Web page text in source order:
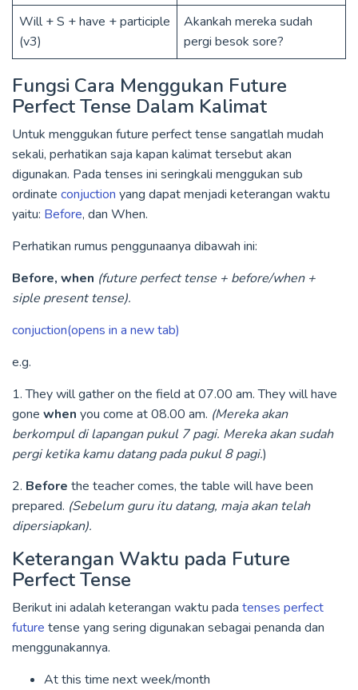
Will + S + have + participle
(v3)
Akankah mereka sudah
pergi besok sore?
Fungsi Cara Menggukan Future
Perfect Tense Dalam Kalimat
Untuk menggukan future perfect tense sangatlah mudah
sekali, perhatikan saja kapan kalimat tersebut akan
digunakan. Pada tenses ini seringkali menggukan sub
ordinate conjuction yang dapat menjadi keterangan waktu
yaitu: Before, dan When.
Perhatikan rumus penggunaanya dibawah ini:
Before, when (future perfect tense + before/when +
siple present tense).
conjuction(opens in a new tab)
e.g.
1. They will gather on the field at 07.00 am. They will have
gone when you come at 08.00 am. (Mereka akan
berkompul di lapangan pukul 7 pagi. Mereka akan sudah
pergi ketika kamu datang pada pukul 8 pagi.)
2. Before the teacher comes, the table will have been
prepared. (Sebelum guru itu datang, maja akan telah
dipersiapkan).
Keterangan Waktu pada Future
Perfect Tense
Berikut ini adalah keterangan waktu pada tenses perfect
future tense yang sering digunakan sebagai penanda dan
menggunakannya.
At this time next week/month